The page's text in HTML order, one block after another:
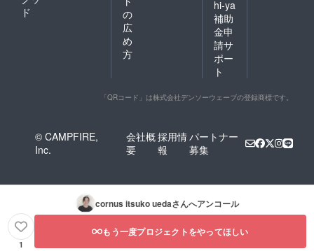
ド
の
広
め
方
hi-ya
補助
金申
請サ
ポー
ト
「QRコード」は株式会社デンソーウェーブの登録商標です。
© CAMPFIRE,
Inc.
会社概
要
採用情
報
パートナー
募集
cornus itsuko uedaさんへアンコール
1
もう一度プロジェクトをやってほしい